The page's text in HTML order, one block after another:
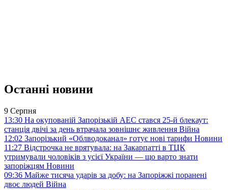
Останні новини
9 Серпня
13:30 На окупованій Запорізькій АЕС стався 25-й блекаут:
станція двічі за день втрачала зовнішнє живлення Війна
12:02 Запорізький «Облводоканал» готує нові тарифи Новини
11:27 Відстрочка не врятувала: на Закарпатті в ТЦК
утримували чоловіків з усієї України — що варто знати
запоріжцям Новини
09:36 Майже тисяча ударів за добу: на Запоріжжі поранені
двоє людей Війна